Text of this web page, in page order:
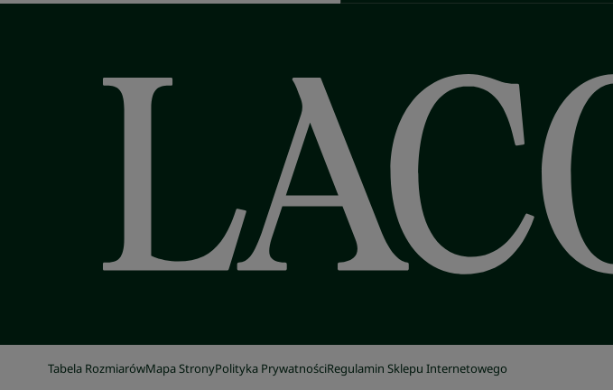
Tabela RozmiarówMapa StronyPolityka PrywatnościRegulamin Sklepu Internetowego